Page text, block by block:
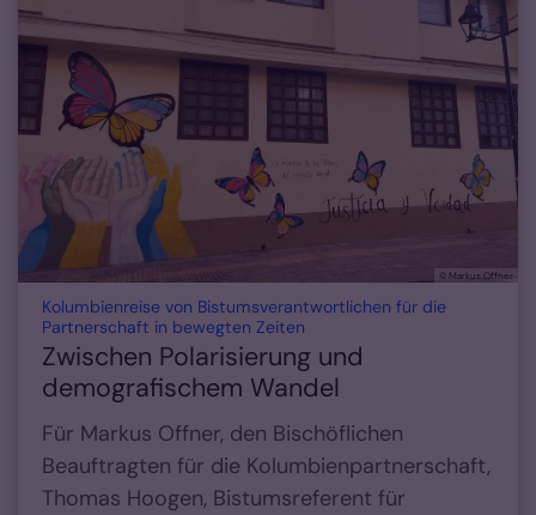
© Markus Offner
Kolumbienreise von Bistumsverantwortlichen für die
Partnerschaft in bewegten Zeiten
Zwischen Polarisierung und
demografischem Wandel
Für Markus Offner, den Bischöflichen
Beauftragten für die Kolumbienpartnerschaft,
Thomas Hoogen, Bistumsreferent für